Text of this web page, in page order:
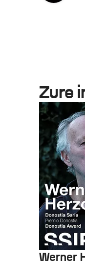
Zure
Werner